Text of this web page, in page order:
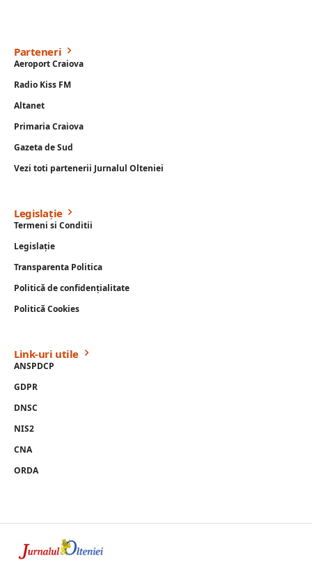
Parteneri
Aeroport Craiova
Radio Kiss FM
Altanet
Primaria Craiova
Gazeta de Sud
Vezi toti partenerii Jurnalul Olteniei
Legislație
Termeni si Conditii
Legislație
Transparenta Politica
Politică de confidențialitate
Politică Cookies
Link-uri utile
ANSPDCP
GDPR
DNSC
NIS2
CNA
ORDA